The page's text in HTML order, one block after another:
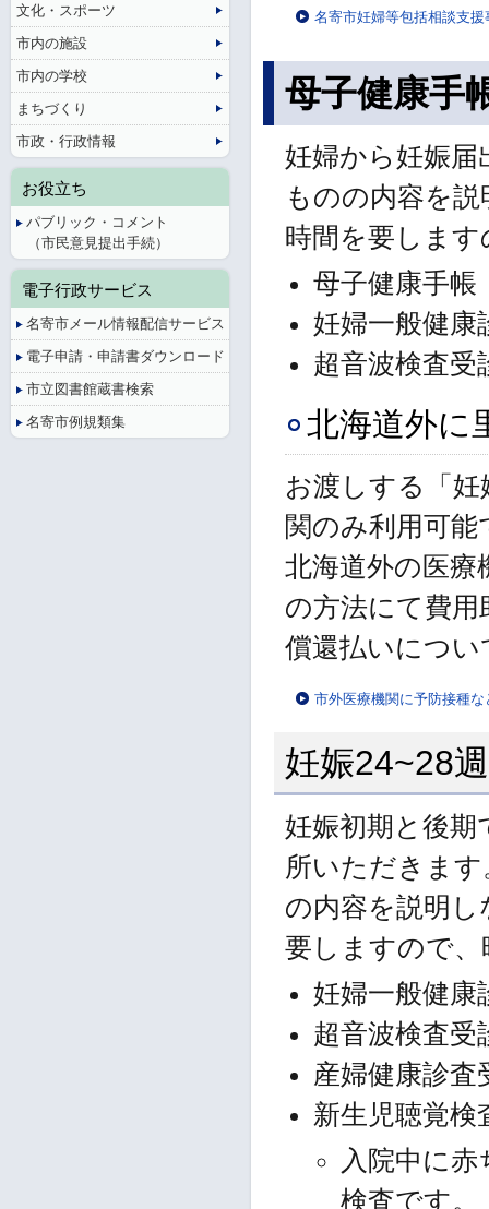
名寄市妊婦等包括相談支
母子健康手
妊婦から妊娠届
ものの内容を
時間を要しま
母子健康手帳
妊婦一般健康
超音波検査受
北海道外に
お渡しする「妊
関のみ利用可能
北海道外の医療
の方法にて費用
償還払いにつ
市外医療機関に予防接種
妊娠24~28
妊娠初期と後期
所いただきま
の内容を説明
要しますので
妊婦一般健康
超音波検査受
産婦健康診査
新生児聴覚検
入院中に
検査です。
文化・スポーツ
市内の施設
市内の学校
まちづくり
市政・行政情報
お役立ち
パブリック・コメント
（市民意見提出手続）
電子行政サービス
名寄市メール情報配信サービス
電子申請・申請書ダウンロード
市立図書館蔵書検索
名寄市例規類集